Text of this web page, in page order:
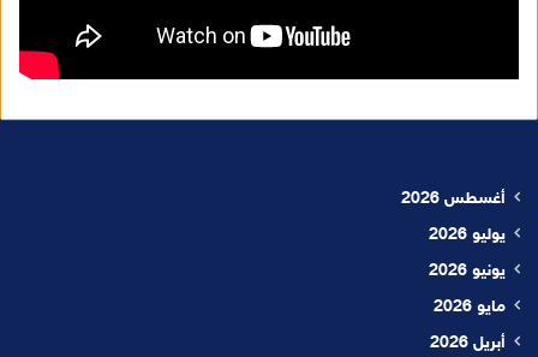
أغسطس 2026
يوليو 2026
يونيو 2026
مايو 2026
أبريل 2026